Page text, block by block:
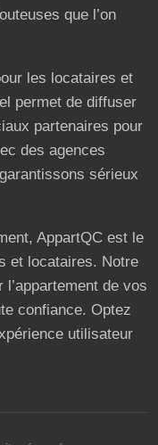
que l’on
les locataires et
permet de diffuser
partenaires pour
des agences
sérieux
AppartQC est le
et locataires. Notre
de vos
confiance. Optez
utilisateur